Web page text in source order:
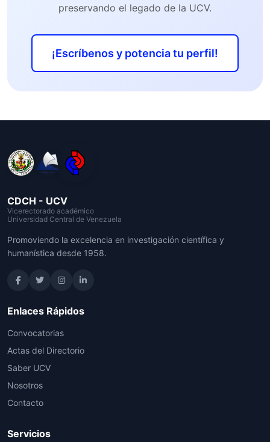
preservando el legado de la UCV.
¡Escríbenos y potencia tu perfil!
CDCH - UCV
Vicerectorado académico
Universidad Central de Venezuela
Promoviendo la excelencia en investigación científica y
humanística desde 1958.
Enlaces Rápidos
Convocatorias
Actas del Directorio
Saber UCV
Nosotros
Contacto
Servicios